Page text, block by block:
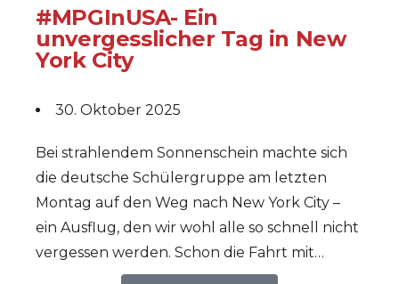
#MPGInUSA- Ein
unvergesslicher Tag in New
York City
30. Oktober 2025
Bei strahlendem Sonnenschein machte sich
die deutsche Schülergruppe am letzten
Montag auf den Weg nach New York City –
ein Ausflug, den wir wohl alle so schnell nicht
vergessen werden. Schon die Fahrt mit…